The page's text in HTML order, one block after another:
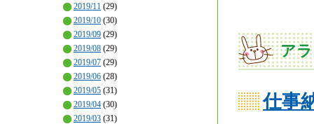
2019/11 (29)
2019/10 (30)
2019/09 (29)
2019/08 (29)
2019/07 (29)
2019/06 (28)
2019/05 (31)
2019/04 (30)
2019/03 (31)
ア
仕事